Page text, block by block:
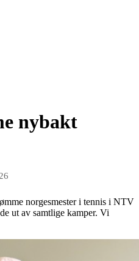
nybakt
norgesmester i tennis i NTV
ut av samtlige kamper. Vi